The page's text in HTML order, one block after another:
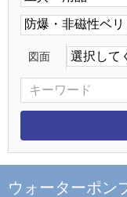
図面
ウォーターポン